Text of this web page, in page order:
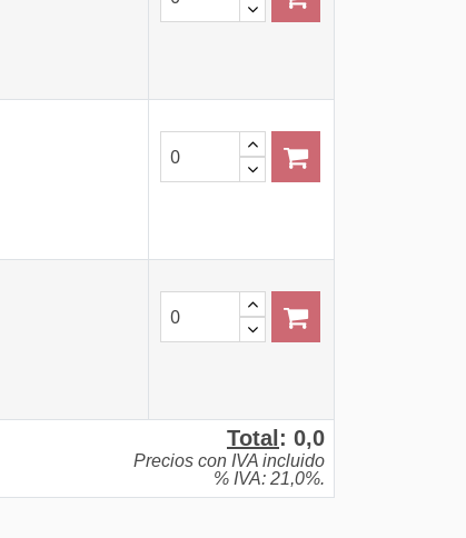
Total : 0,0
Precios con IVA incluido
% IVA: 21,0%.